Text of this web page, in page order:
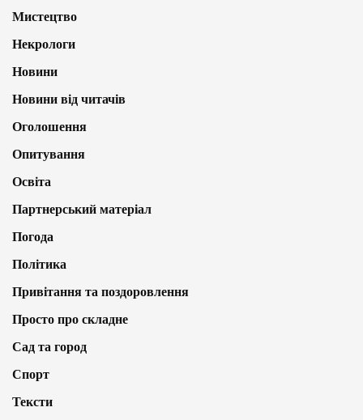
Мистецтво
Некрологи
Новини
Новини від читачів
Оголошення
Опитування
Освіта
Партнерський матеріал
Погода
Політика
Привітання та поздоровлення
Просто про складне
Сад та город
Спорт
Тексти